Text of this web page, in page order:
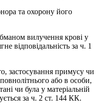
та охорону його
вилучення крові у
відповідальність за ч. 1
застосування примусу чи
або в особи,
чи була у матеріальній
за ч. 2 ст. 144 КК.